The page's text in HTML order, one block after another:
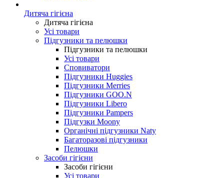
Дитяча гігієна
Дитяча гігієна
Усі товари
Підгузники та пелюшки
Підгузники та пелюшки
Усі товари
Сповиватори
Підгузники Huggies
Підгузники Merries
Підгузники GOO.N
Підгузники Libero
Підгузники Pampers
Підгузки Moony
Органічні підгузники Naty
Багаторазові підгузники
Пелюшки
Засоби гігієни
Засоби гігієни
Усі товари